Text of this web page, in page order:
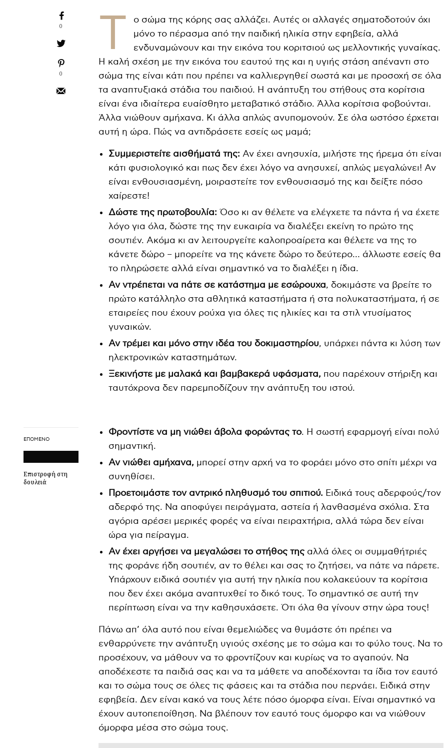
0
0
ΕΠΌΜΕΝΟ
Επιστροφή στη
δουλειά
Τ
ο σώμα της κόρης σας αλλάζει. Αυτές οι αλλαγές σηματοδοτούν όχι
μόνο το πέρασμα από την παιδική ηλικία στην εφηβεία, αλλά
ενδυναμώνουν και την εικόνα του κοριτσιού ως μελλοντικής γυναίκας.
Η καλή σχέση με την εικόνα του εαυτού της και η υγιής στάση απέναντι στο
σώμα της είναι κάτι που πρέπει να καλλιεργηθεί σωστά και με προσοχή σε όλα
τα αναπτυξιακά στάδια του παιδιού. Η ανάπτυξη του στήθους στα κορίτσια
είναι ένα ιδιαίτερα ευαίσθητο μεταβατικό στάδιο. Άλλα κορίτσια φοβούνται.
Άλλα νιώθουν αμήχανα. Κι άλλα απλώς ανυπομονούν. Σε όλα ωστόσο έρχεται
αυτή η ώρα. Πώς να αντιδράσετε εσείς ως μαμά;
Συμμεριστείτε αισθήματά της: Αν έχει ανησυχία, μιλήστε της ήρεμα ότι είναι
κάτι φυσιολογικό και πως δεν έχει λόγο να ανησυχεί, απλώς μεγαλώνει! Αν
είναι ενθουσιασμένη, μοιραστείτε τον ενθουσιασμό της και δείξτε πόσο
χαίρεστε!
Δώστε της πρωτοβουλία: Όσο κι αν θέλετε να ελέγχετε τα πάντα ή να έχετε
λόγο για όλα, δώστε της την ευκαιρία να διαλέξει εκείνη το πρώτο της
σουτιέν. Ακόμα κι αν λειτουργείτε καλοπροαίρετα και θέλετε να της το
κάνετε δώρο – μπορείτε να της κάνετε δώρο το δεύτερο… άλλωστε εσείς θα
το πληρώσετε αλλά είναι σημαντικό να το διαλέξει η ίδια.
Αν ντρέπεται να πάτε σε κατάστημα με εσώρουχα, δοκιμάστε να βρείτε το
πρώτο κατάλληλο στα αθλητικά καταστήματα ή στα πολυκαταστήματα, ή σε
εταιρείες που έχουν ρούχα για όλες τις ηλικίες και τα στιλ ντυσίματος
γυναικών.
Αν τρέμει και μόνο στην ιδέα του δοκιμαστηρίου, υπάρχει πάντα κι λύση των
ηλεκτρονικών καταστημάτων.
Ξεκινήστε με μαλακά και βαμβακερά υφάσματα, που παρέχουν στήριξη και
ταυτόχρονα δεν παρεμποδίζουν την ανάπτυξη του ιστού.
Φροντίστε να μη νιώθει άβολα φορώντας το. Η σωστή εφαρμογή είναι πολύ
σημαντική.
Αν νιώθει αμήχανα, μπορεί στην αρχή να το φοράει μόνο στο σπίτι μέχρι να
συνηθίσει.
Προετοιμάστε τον αντρικό πληθυσμό του σπιτιού. Ειδικά τους αδερφούς/τον
αδερφό της. Να αποφύγει πειράγματα, αστεία ή λανθασμένα σχόλια. Στα
αγόρια αρέσει μερικές φορές να είναι πειραχτήρια, αλλά τώρα δεν είναι
ώρα για πείραγμα.
Αν έχει αργήσει να μεγαλώσει το στήθος της αλλά όλες οι συμμαθήτριές
της φοράνε ήδη σουτιέν, αν το θέλει και σας το ζητήσει, να πάτε να πάρετε.
Υπάρχουν ειδικά σουτιέν για αυτή την ηλικία που κολακεύουν τα κορίτσια
που δεν έχει ακόμα αναπτυχθεί το δικό τους. Το σημαντικό σε αυτή την
περίπτωση είναι να την καθησυχάσετε. Ότι όλα θα γίνουν στην ώρα τους!
Πάνω απ’ όλα αυτό που είναι θεμελιώδες να θυμάστε ότι πρέπει να
ενθαρρύνετε την ανάπτυξη υγιούς σχέσης με το σώμα και το φύλο τους. Να το
προσέχουν, να μάθουν να το φροντίζουν και κυρίως να το αγαπούν. Να
αποδέχεστε τα παιδιά σας και να τα μάθετε να αποδέχονται τα ίδια τον εαυτό
και το σώμα τους σε όλες τις φάσεις και τα στάδια που περνάει. Ειδικά στην
εφηβεία. Δεν είναι κακό να τους λέτε πόσο όμορφα είναι. Είναι σημαντικό να
έχουν αυτοπεποίθηση. Να βλέπουν τον εαυτό τους όμορφο και να νιώθουν
όμορφα μέσα στο σώμα τους.